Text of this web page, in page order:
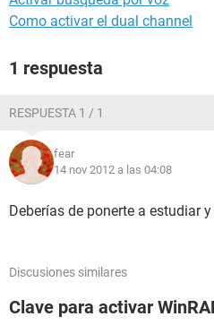
Como activar el dual channel
1 respuesta
RESPUESTA 1 / 1
fear
14 nov 2012 a las 04:08
Deberías de ponerte a estudiar
Discusiones similares
Clave para activar